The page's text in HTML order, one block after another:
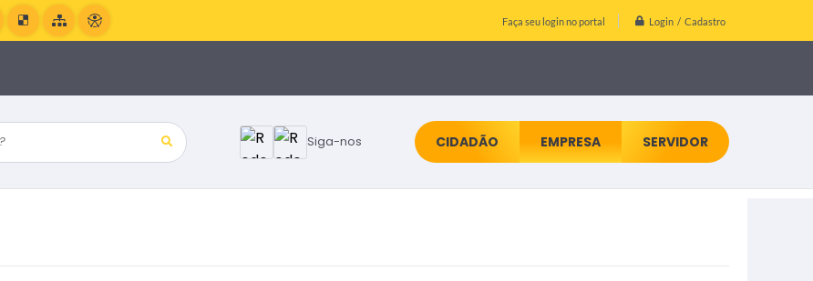
Faça seu login no portal Login / Cadastro
Siga-nos CIDADÃO EMPRESA SERVIDOR